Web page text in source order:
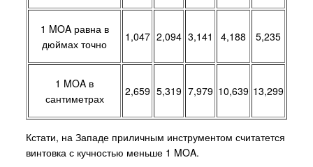
1 MOA равна в
дюймах точно
1,047 2,094 3,141 4,188 5,235
1 MOA в
сантиметрах
2,659 5,319 7,979 10,639 13,299
Кстати, на Западе приличным инструментом считатется
винтовка с кучностью меньше 1 MOA.